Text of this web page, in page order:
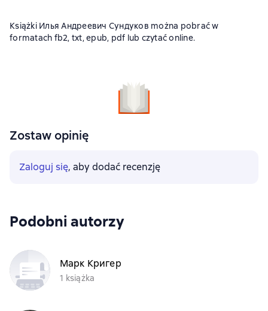
Książki Илья Андреевич Сундуков można pobrać w
formatach fb2, txt, epub, pdf lub czytać online.
Zostaw opinię
Zaloguj się, aby dodać recenzję
Podobni autorzy
Марк Кригер
1 książka